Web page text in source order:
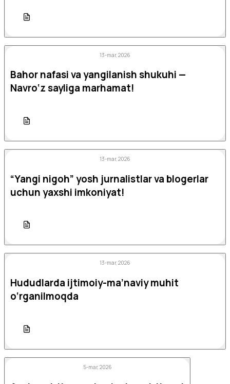
13-mar, 2026
Bahor nafasi va yangilanish shukuhi —
Navro‘z sayliga marhamat!
13-mar, 2026
“Yangi nigoh” yosh jurnalistlar va blogerlar
uchun yaxshi imkoniyat!
13-mar, 2026
Hududlarda ijtimoiy-ma’naviy muhit
o‘rganilmoqda
5-mar, 2026